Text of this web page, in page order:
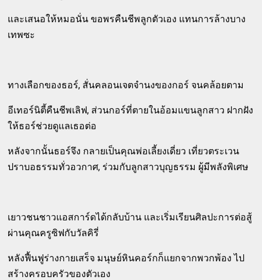
และเสนอให้หมอนั่น ขอพรคืนชีพลูกตัวเอง แทนการล้างบาง
เทพซะ
ทางเลือกของธอร์, สั่นคลอนเจตจำนงของกอร์ จนคล้อยตาม
อีเทอร์นิตี้คืนชีพเลิฟ, ส่วนกอร์ที่ตายในอ้อมแขนลูกสาว ฝากฝัง
ให้ธอร์ช่วยดูแลเธอต่อ
หลังจากนั้นธอร์จึง กลายเป็นคุณพ่อเลี้ยงเดี่ยว เที่ยวตระเวน
ปราบอธรรมทั่วอวกาศ, ร่วมกับลูกสาวบุญธรรม ผู้มีพลังพิเศษ
เยาวชนชาวแอสการ์ดได้กลับบ้าน และเริ่มเรียนศิลปะการต่อสู้
ผ่านคุณครูซิฟกับวัลคิรี่
หลังฟื้นฟูร่างกายเสร็จ มนุษย์หินคอร์กก็แยกจากพวกพ้อง ไป
สร้างครอบครัวของตัวเอง